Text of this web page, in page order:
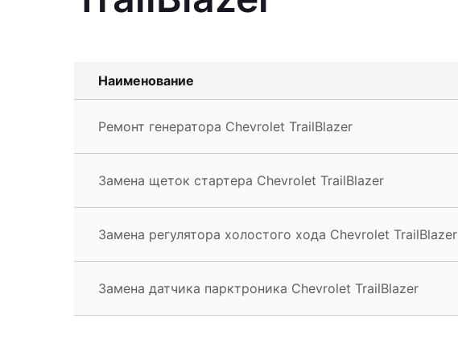
Наименование
Ремонт генератора Chevrolet TrailBlazer
Замена щеток стартера Chevrolet TrailBlazer
Замена регулятора холостого хода Chevrolet TrailBlazer
Замена датчика парктроника Chevrolet TrailBlazer